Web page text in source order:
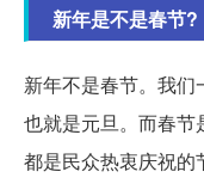
新年是不是春节?
新年不是春节。我们
也就是元旦。而春
都是民众热衷庆祝